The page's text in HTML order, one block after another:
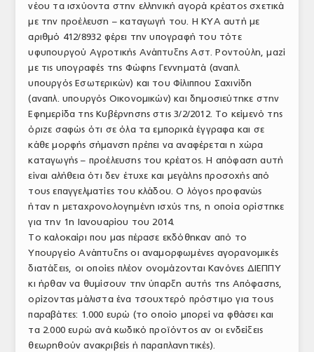
ΝΟΜΟΘΕΣΙΑ
ΕΛΛΗΝΙΚΗ ΝΟΜΟΘΕΣΙΑ
ΕΥΡΩΠΑΪΚΗ ΝΟΜΟΘΕΣΙΑ
ΤΟ ΠΕΡΙΟΔΙΚΟ
Profile
ΑΡΧΕΙΟ ΤΕΥΧΩΝ
ΣΥΝΕΔΡΙΟ ΚΡΕΑΤΟΣ
νέου τα ισχύοντα στην ελληνική αγορά κρέατος σχετικά
με την προέλευση – καταγωγή του. Η ΚΥΑ αυτή με
αριθμό 412/8932 φέρει την υπογραφή του τότε
υφυπουργού Αγροτικής Ανάπτυξης Αστ. Ροντούλη, μαζί
με τις υπογραφές της Φώφης Γεννηματά (αναπλ.
υπουργός Εσωτερικών) και του Φίλιππου Σαχινίδη
(αναπλ. υπουργός Οικονομικών) και δημοσιεύτηκε στην
Εφημερίδα της Κυβέρνησης στις 3/2/2012. Το κείμενό της
όριζε σαφώς ότι σε όλα τα εμπορικά έγγραφα και σε
κάθε μορφής σήμανση πρέπει να αναφέρεται η χώρα
καταγωγής – προέλευσης του κρέατος. Η απόφαση αυτή
είναι αλήθεια ότι δεν έτυχε και μεγάλης προσοχής από
τους επαγγελματίες του κλάδου. Ο λόγος προφανώς
ήταν η μεταχρονολογημένη ισχύς της, η οποία ορίστηκε
για την 1η Ιανουαρίου του 2014.
Το καλοκαίρι που μας πέρασε εκδόθηκαν από το
Υπουργείο Ανάπτυξης οι αναμορφωμένες αγορανομικές
διατάξεις, οι οποίες πλέον ονομάζονται Κανόνες ΔΙΕΠΠΥ
κι ήρθαν να θυμίσουν την ύπαρξη αυτής της Απόφασης,
ορίζοντας μάλιστα ένα τσουχτερό πρόστιμο για τους
παραβάτες: 1.000 ευρώ (το οποίο μπορεί να φθάσει και
τα 2.000 ευρώ ανά κωδικό προϊόντος αν οι ενδείξεις
θεωρηθούν ανακριβείς ή παραπλανητικές).